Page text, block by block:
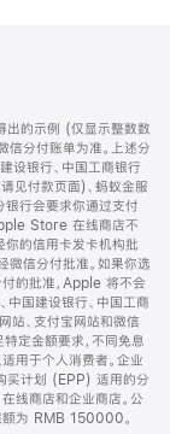
出的示例 (仅显示整数数
信分付账单为准。上述分
设银行、中国工商银行
见付款页面)、蚂蚁金服
银行会要求你通过支付
Store 在线商店不
你的信用卡发卡机构批
微信分付批准。如果你选
的批准，Apple 将不会
中国建设银行、中国工商
站、支付宝网站和微信
定金额要求，不同免息
用于个人消费者。企业
买计划 (EPP) 适用的分
线商店和企业商店。公
额为 RMB 150000。